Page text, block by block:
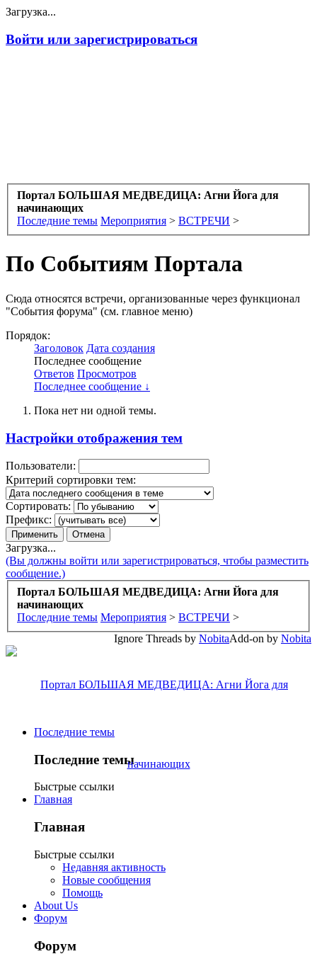
Загрузка...
Войти или зарегистрироваться
Портал БОЛЬШАЯ МЕДВЕДИЦА: Агни Йога для
начинающих
Последние темы Мероприятия > ВСТРЕЧИ >
По Событиям Портала
Сюда относятся встречи, организованные через функционал
"События форума" (см. главное меню)
Порядок:
Заголовок Дата создания
Последнее сообщение
Ответов Просмотров
Последнее сообщение ↓
Пока нет ни одной темы.
Настройки отображения тем
Пользователи:
Критерий сортировки тем:
Сортировать:
Префикс:
Загрузка...
(Вы должны войти или зарегистрироваться, чтобы разместить
сообщение.)
Портал БОЛЬШАЯ МЕДВЕДИЦА: Агни Йога для
начинающих
Последние темы Мероприятия > ВСТРЕЧИ >
Add-on by Nobita
Ignore Threads by Nobita
Последние темы
Последние темы
Быстрые ссылки
Главная
Главная
Быстрые ссылки
Недавняя активность
Новые сообщения
Помощь
About Us
Форум
Форум